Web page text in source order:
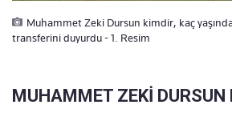
Muhammet Zeki Dursun kimdir, kaç
transferini duyurdu - 1. Resim
MUHAMMET ZEKİ DURSUN